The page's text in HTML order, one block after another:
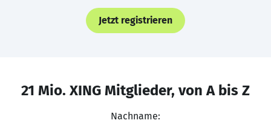
Jetzt registrieren
21 Mio. XING Mitglieder, von A bis Z
Nachname: